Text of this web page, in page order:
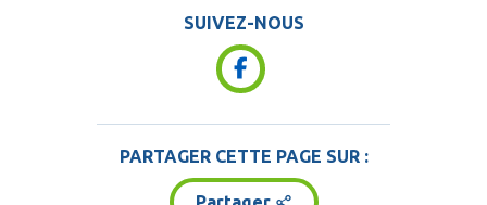
SUIVEZ-NOUS
PARTAGER CETTE PAGE SUR :